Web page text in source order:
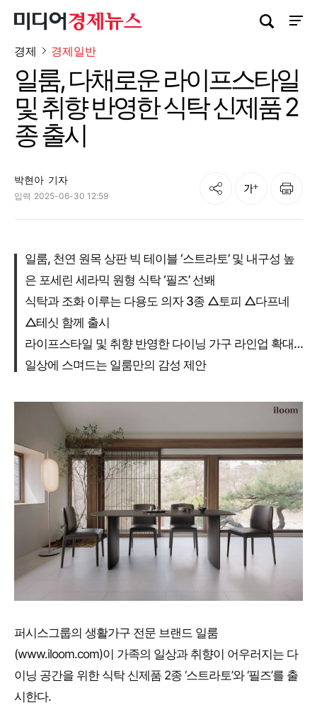
사이
검색창 열기
경제 경제일반
일룸, 다채로운 라이프스타일
및 취향 반영한 식탁 신제품 2
종 출시
박현아 기자
입력 2025-06-30 12:59
공유 글자크기 인쇄
일룸, 천연 원목 상판 빅 테이블 ‘스트라토’ 및 내구성 높
은 포세린 세라믹 원형 식탁 ‘필즈’ 선봬
식탁과 조화 이루는 다용도 의자 3종 △토피 △다프네
△테싯 함께 출시
라이프스타일 및 취향 반영한 다이닝 가구 라인업 확대…
일상에 스며드는 일룸만의 감성 제안
퍼시스그룹의 생활가구 전문 브랜드 일룸
(www.iloom.com)이 가족의 일상과 취향이 어우러지는 다
이닝 공간을 위한 식탁 신제품 2종 ‘스트라토’와 ‘필즈’를 출
시한다.